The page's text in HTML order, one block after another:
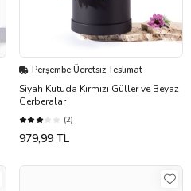
Perşembe Ücretsiz Teslimat
Siyah Kutuda Kırmızı Güller ve Beyaz
Gerberalar
(2)
979,99 TL